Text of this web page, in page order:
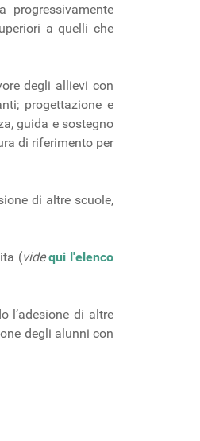
a quelli che
degli allievi con
progettazione e
guida e sostegno
di riferimento per
di altre scuole,
(videqui l'elenco
l’adesione di altre
degli alunni con